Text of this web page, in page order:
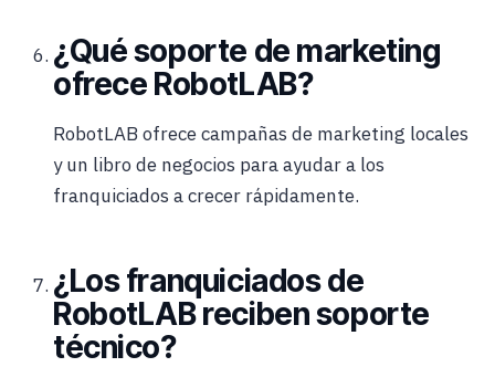
¿Qué soporte de marketing
ofrece RobotLAB?
RobotLAB ofrece campañas de marketing locales
y un libro de negocios para ayudar a los
franquiciados a crecer rápidamente.
¿Los franquiciados de
RobotLAB reciben soporte
técnico?